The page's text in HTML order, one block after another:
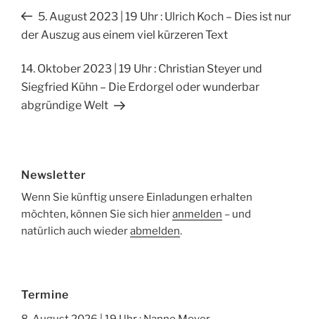
e
b
o
k
n
Beitragsnavigation
Vorheriger
Beitrag
5. August 2023 | 19 Uhr : Ulrich Koch – Dies ist nur
der Auszug aus einem viel kürzeren Text
Nächster
Beitrag
14. Oktober 2023 | 19 Uhr : Christian Steyer und
Siegfried Kühn – Die Erdorgel oder wunderbar
abgründige Welt
Newsletter
Wenn Sie künftig unsere Einladungen erhalten
möchten, können Sie sich hieranmelden – und
natürlich auch wiederabmelden.
Termine